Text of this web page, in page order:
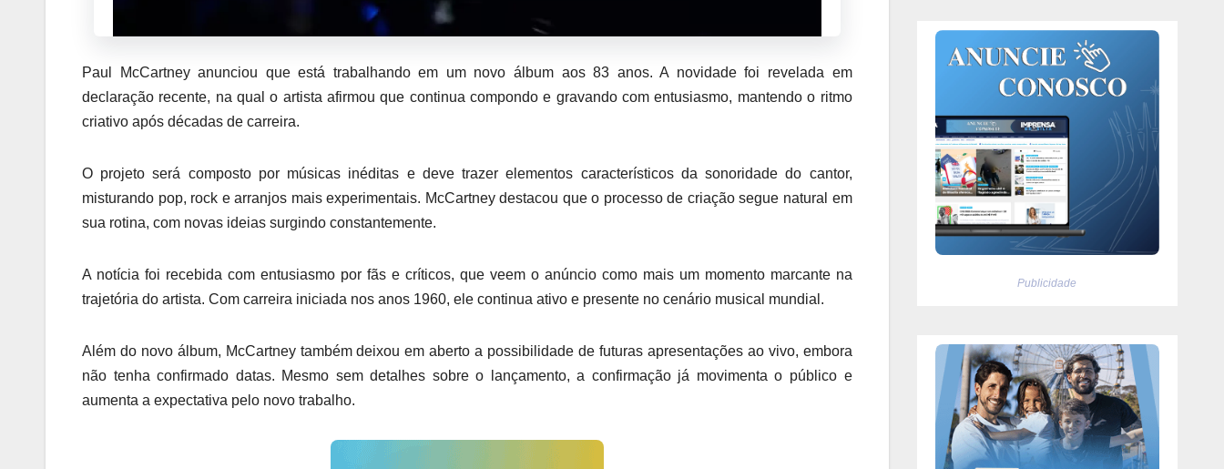
Paul McCartney anunciou que está trabalhando em um novo álbum aos 83 anos. A novidade foi revelada em
declaração recente, na qual o artista afirmou que continua compondo e gravando com entusiasmo, mantendo o ritmo
criativo após décadas de carreira.
O projeto será composto por músicas inéditas e deve trazer elementos característicos da sonoridade do cantor,
misturando pop, rock e arranjos mais experimentais. McCartney destacou que o processo de criação segue natural em
sua rotina, com novas ideias surgindo constantemente.
A notícia foi recebida com entusiasmo por fãs e críticos, que veem o anúncio como mais um momento marcante na
trajetória do artista. Com carreira iniciada nos anos 1960, ele continua ativo e presente no cenário musical mundial.
Além do novo álbum, McCartney também deixou em aberto a possibilidade de futuras apresentações ao vivo, embora
não tenha confirmado datas. Mesmo sem detalhes sobre o lançamento, a confirmação já movimenta o público e
aumenta a expectativa pelo novo trabalho.
Publicidade